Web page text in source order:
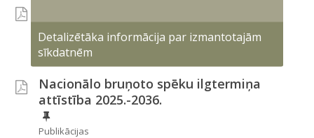
atbalsta stratēģija 2025-2036
Publikācijas
Nacionālo bruņoto spēku ilgtermiņa
attīstība 2025.-2036.
Publikācijas
Detalizētāka informācija par izmantotajām
sīkdatnēm